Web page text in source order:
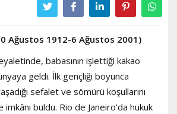
Ağustos 1912-6 Ağustos 2001)
babasının işlettiği kakao
geldi. İlk gençliği boyunca
sefalet ve sömürü koşullarını
buldu. Rio de Janeiro'da hukuk